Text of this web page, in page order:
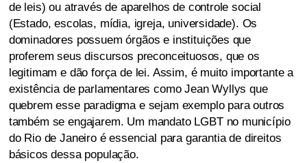
de leis) ou através de aparelhos de controle social
(Estado, escolas, mídia, igreja, universidade). Os
dominadores possuem órgãos e instituições que
proferem seus discursos preconceituosos, que os
legitimam e dão força de lei. Assim, é muito importante a
existência de parlamentares como Jean Wyllys que
quebrem esse paradigma e sejam exemplo para outros
também se engajarem. Um mandato LGBT no município
do Rio de Janeiro é essencial para garantia de direitos
básicos dessa população.